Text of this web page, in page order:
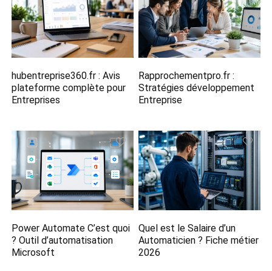
hubentreprise360.fr​ : Avis
plateforme complète pour
Entreprises
Rapprochementpro.fr​ :
Stratégies développement
Entreprise
Power Automate C’est quoi
? Outil d’automatisation
Microsoft
Quel est le Salaire d’un
Automaticien ? Fiche métier
2026